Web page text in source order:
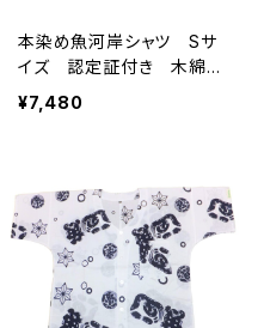
本染め魚河岸シャツ Sサ
イズ 認定証付き 木綿
晒 涼麻柄 白×紺 日本
製 注染そめ 浴衣生地
焼津 浜通り 港町
¥7,480